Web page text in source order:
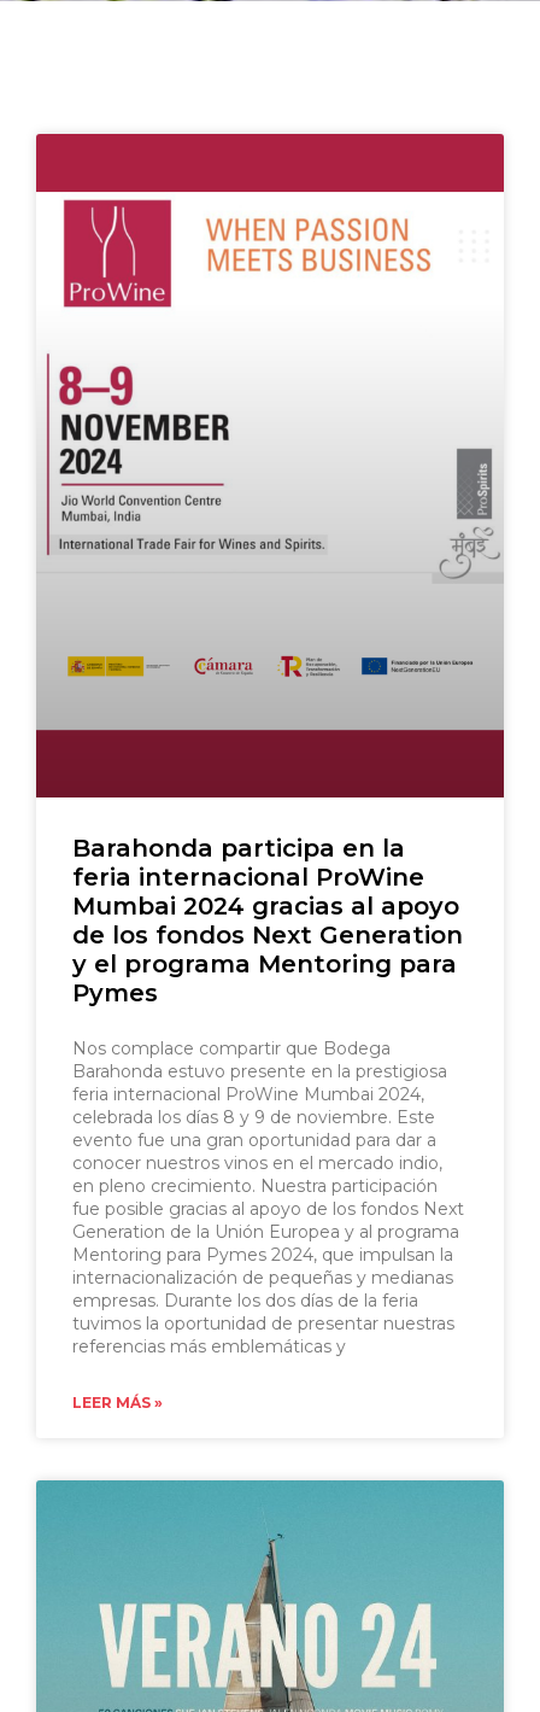
Barahonda participa en la
feria internacional ProWine
Mumbai 2024 gracias al apoyo
de los fondos Next Generation
y el programa Mentoring para
Pymes
Nos complace compartir que Bodega
Barahonda estuvo presente en la prestigiosa
feria internacional ProWine Mumbai 2024,
celebrada los días 8 y 9 de noviembre. Este
evento fue una gran oportunidad para dar a
conocer nuestros vinos en el mercado indio,
en pleno crecimiento. Nuestra participación
fue posible gracias al apoyo de los fondos Next
Generation de la Unión Europea y al programa
Mentoring para Pymes 2024, que impulsan la
internacionalización de pequeñas y medianas
empresas. Durante los dos días de la feria
tuvimos la oportunidad de presentar nuestras
referencias más emblemáticas y
LEER MÁS »